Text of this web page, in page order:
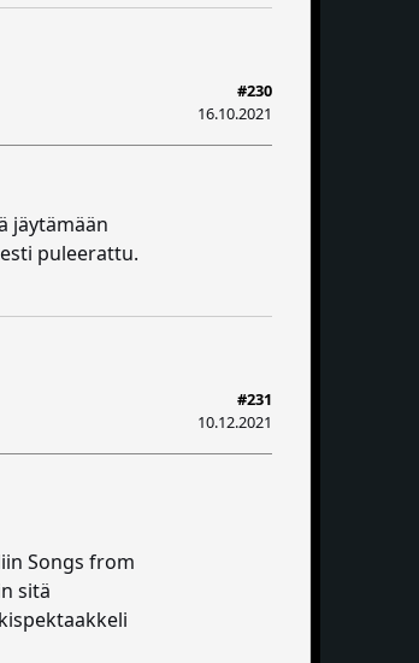
#230
16.10.2021
jäytämään
puleerattu.​​
#231
10.12.2021
Songs from
sitä